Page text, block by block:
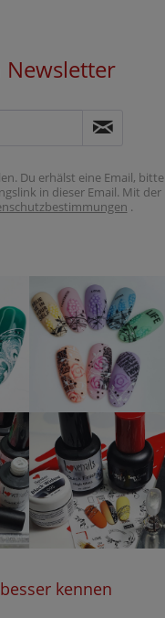
Du erhälst eine Email, bitte
in dieser Email. Mit der
.
kennen